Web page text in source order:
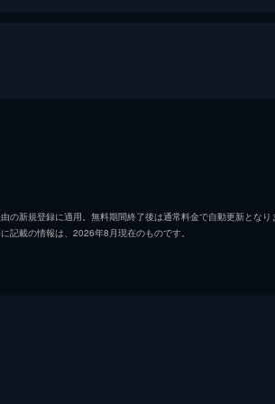
ノクィーン）
新規登録に適用。無料期間終了後は通常料金で自動更新となり
記載の情報は、2026年8月現在のものです。